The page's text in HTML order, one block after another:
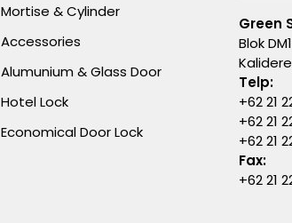
Mortise & Cylinder
Accessories
Alumunium & Glass Door
Hotel Lock
Economical Door Lock
Green
Blok
Telp:
+62 21
+62 21
+62 21
Fax:
+62 21